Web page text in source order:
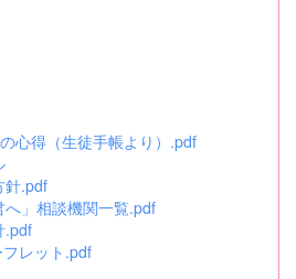
心得（生徒手帳より）.pdf
針.pdf
へ」相談機関一覧.pdf
.pdf
レット.pdf